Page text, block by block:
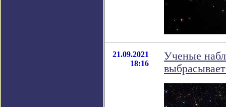
21.09.2021
18:16
Ученые